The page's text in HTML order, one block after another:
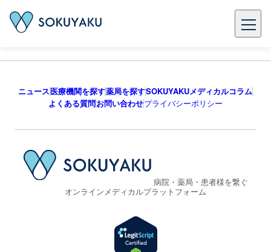
ニュース医療機関を探す薬局を探すSOKUYAKUメディカルコラム
よくある質問お問い合わせプライバシーポリシー
病院・薬局・患者様を繋ぐ
オンラインメディカルプラットフォーム